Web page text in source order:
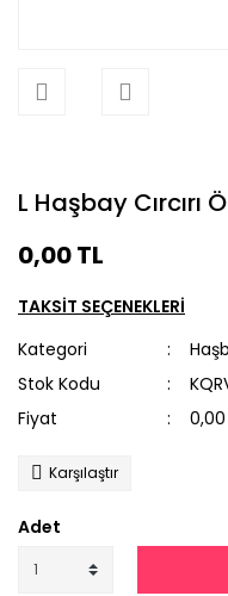
L Haşbay Cırcırı
0,00 TL
TAKSİT SEÇENEKLERİ
Kategori
Stok Kodu
Fiyat
0,00
Karşılaştır
Adet